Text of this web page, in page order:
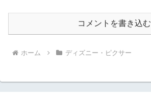
コメントを書き込む
ホーム ディズニー・ピクサー